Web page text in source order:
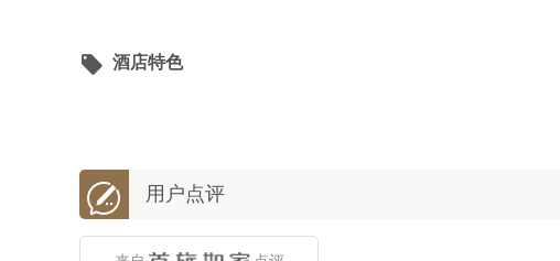
 酒店特色
 用户点评